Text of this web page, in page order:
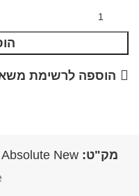
הוספה לרשימת
מק"ט: New